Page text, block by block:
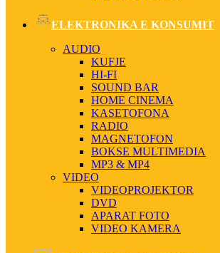
ELEKTRONIKA E KONSUMIT
AUDIO
KUFJE
HI-FI
SOUND BAR
HOME CINEMA
KASETOFONA
RADIO
MAGNETOFON
BOKSE MULTIMEDIA
MP3 & MP4
VIDEO
VIDEOPROJEKTOR
DVD
APARAT FOTO
VIDEO KAMERA